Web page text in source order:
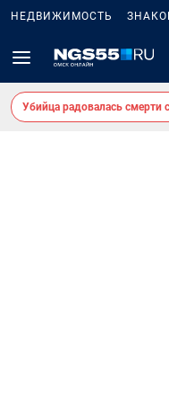
НЕДВИЖИМОСТЬ
Убийца радовалась смерти